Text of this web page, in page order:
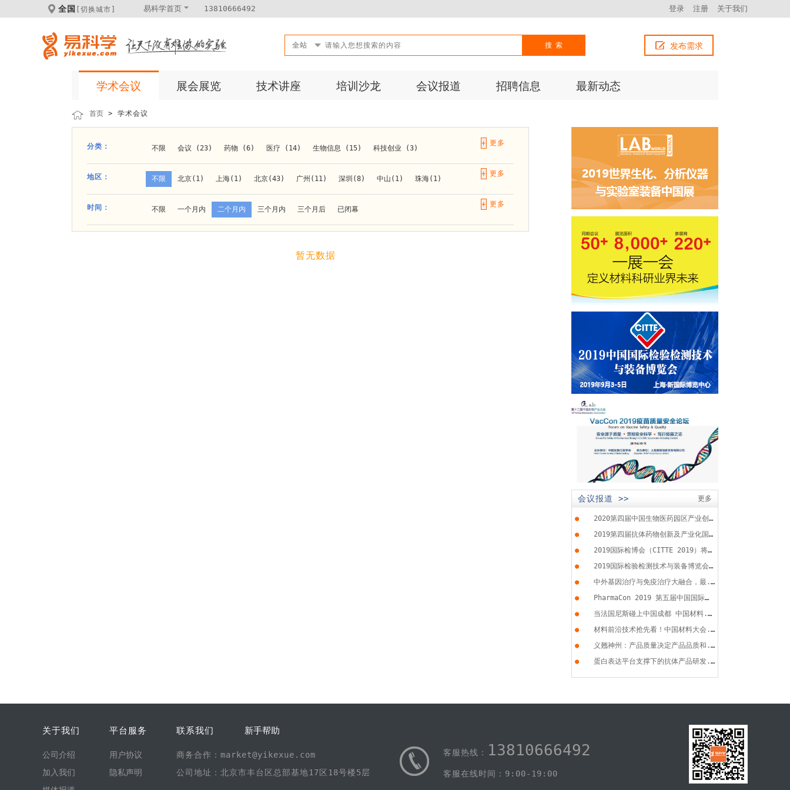
全国 [切换城市] 易科学首页 13810666492 登录 注册 关于我们
全站 搜索 发布需求
学术会议 展会展览 技术讲座 培训沙龙 会议报道 招聘信息 最新动态
首页 > 学术会议
分类： 不限 会议 (23) 药物 (6) 医疗 (14) 生物信息 (15) 科技创业 (3)
科学仪器 (8)
材料 (11) 材料化工 (1) 新材料 (1)
+
地区： 不限 北京(1) 上海(1) 北京(43) 广州(11) 深圳(8) 中山(1) 珠海(1)
石家庄(1) 郑州(1)
+
时间： 不限 一个月内 二个月内 三个月内 三个月后 已闭幕
+
暂无数据
会议报道 >> 更多
●
2020第四届中国生物医药园区产业创...
●
2019第四届抗体药物创新及产业化国...
●
2019国际检博会（CITTE 2019）将于...
●
2019国际检验检测技术与装备博览会...
●
中外基因治疗与免疫治疗大融合，最...
●
PharmaCon 2019 第五届中国国际化...
●
当法国尼斯碰上中国成都 中国材料...
●
材料前沿技术抢先看！中国材料大会...
●
义翘神州：产品质量决定产品品质和...
●
蛋白表达平台支撑下的抗体产品研发...
关于我们
公司介绍
加入我们
平台服务
用户协议
隐私声明
联系我们 新手帮助
商务合作：market@yikexue.com
公司地址：北京市丰台区总部基地17区18号楼5层
客服热线： 13810666492
客服在线时间：9:00-19:00